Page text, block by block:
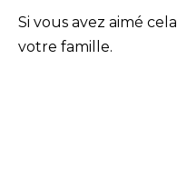
Si vous avez aimé
votre famille.